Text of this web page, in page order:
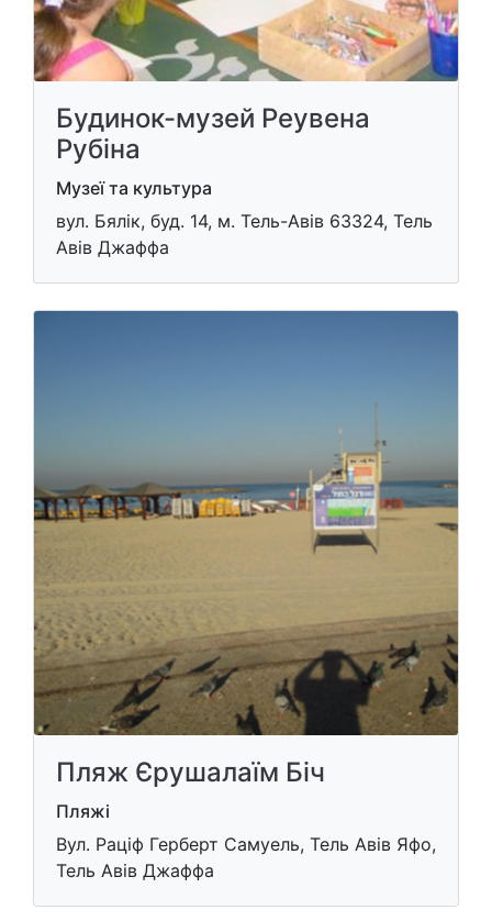
Будинок-музей Реувена
Рубіна
Музеї та культура
вул. Бялік, буд. 14, м. Тель-Авів​ 63324, Тель
Авів Джаффа
Пляж Єрушалаїм Біч
Пляжі
Вул. Раціф Герберт Самуель, Тель Авів Яфо,
Тель Авів Джаффа